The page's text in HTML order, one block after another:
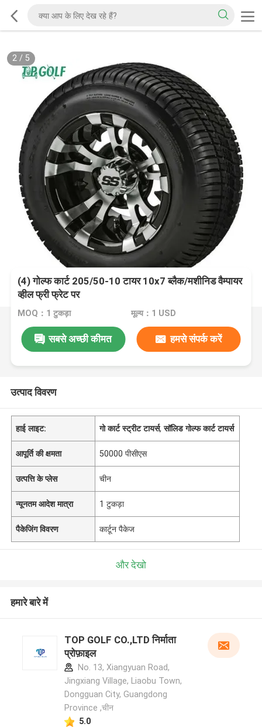
2/ 5
(4) गोल्फ कार्ट 205/50-10 टायर 10x7 ब्लैक/मशीनिड वैम्पायर
व्हील फ्री फ्रेट पर
MOQ：1 टुकड़ा मूल्य：1 USD
सबसे अच्छी कीमत हमसे संपर्क करें
उत्पाद विवरण
हाई लाइट: गो कार्ट स्ट्रीट टायर्स,सॉलिड गोल्फ कार्ट टायर्स
आपूर्ति की क्षमता 50000 पीसीएस
उत्पत्ति के प्लेस चीन
न्यूनतम आदेश मात्रा 1 टुकड़ा
पैकेजिंग विवरण कार्टून पैकेज
और देखो
हमारे बारे में
TOP GOLF CO.,LTD निर्माता
प्रोफ़ाइल
No. 13, Xiangyuan Road,
Jingxiang Village, Liaobu Town,
Dongguan City, Guangdong
Province ,चीन
5.0